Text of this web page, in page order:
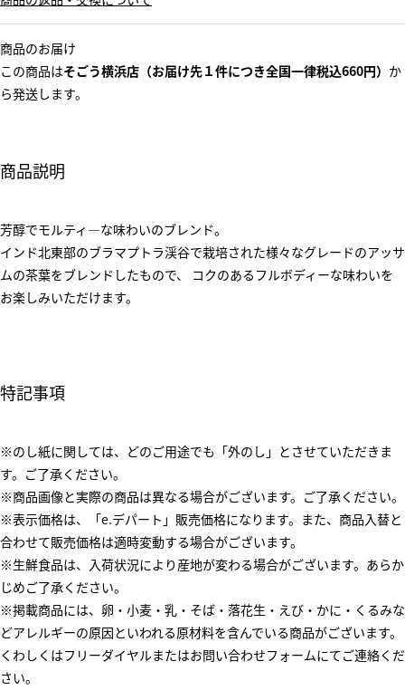
商品のお届け
この商品はそごう横浜店（お届け先１件につき全国一律税込660円） か
ら発送します。
商品説明
芳醇でモルティ―な味わいのブレンド。
インド北東部のブラマプトラ渓谷で栽培された様々なグレードのアッサ
ムの茶葉をブレンドしたもので、 コクのあるフルボディーな味わいを
お楽しみいただけます。
特記事項
※のし紙に関しては、どのご用途でも「外のし」とさせていただきま
す。ご了承ください。
※商品画像と実際の商品は異なる場合がございます。ご了承ください。
※表示価格は、「e.デパート」販売価格になります。また、商品入替と
合わせて販売価格は適時変動する場合がございます。
※生鮮食品は、入荷状況により産地が変わる場合がございます。あらか
じめご了承ください。
※掲載商品には、卵・小麦・乳・そば・落花生・えび・かに・くるみな
どアレルギーの原因といわれる原材料を含んでいる商品がございます。
くわしくはフリーダイヤルまたはお問い合わせフォームにてご連絡くだ
さい。